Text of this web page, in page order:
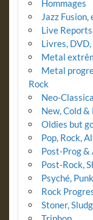
Hommages
Jazz
Live Reports
Livres,
Metal
Metal
Rock
Neo-
New, Cold
Oldies but
Pop, Rock,
Post-Prog &
Post-Rock,
Psyché,
Rock
Stoner,